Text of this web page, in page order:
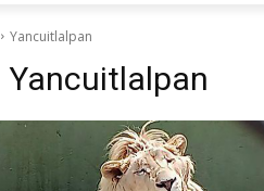
Yancuitlalpan
Yancuitlalpan